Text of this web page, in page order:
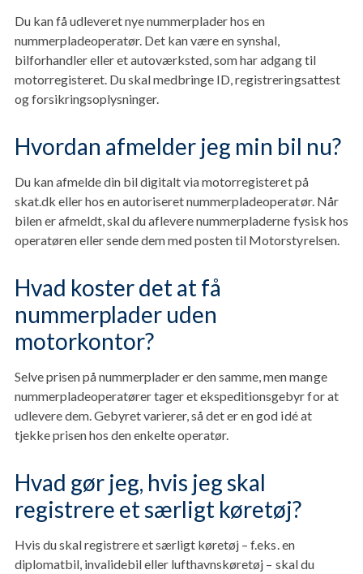
Du kan få udleveret nye nummerplader hos en
nummerpladeoperatør. Det kan være en synshal,
bilforhandler eller et autoværksted, som har adgang til
motorregisteret. Du skal medbringe ID, registreringsattest
og forsikringsoplysninger.
Hvordan afmelder jeg min bil nu?
Du kan afmelde din bil digitalt via motorregisteret på
skat.dk eller hos en autoriseret nummerpladeoperatør. Når
bilen er afmeldt, skal du aflevere nummerpladerne fysisk hos
operatøren eller sende dem med posten til Motorstyrelsen.
Hvad koster det at få
nummerplader uden
motorkontor?
Selve prisen på nummerplader er den samme, men mange
nummerpladeoperatører tager et ekspeditionsgebyr for at
udlevere dem. Gebyret varierer, så det er en god idé at
tjekke prisen hos den enkelte operatør.
Hvad gør jeg, hvis jeg skal
registrere et særligt køretøj?
Hvis du skal registrere et særligt køretøj – f.eks. en
diplomatbil, invalidebil eller lufthavnskøretøj – skal du